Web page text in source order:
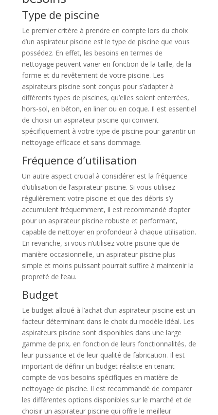
Type de piscine
Le premier critère à prendre en compte lors du choix
d’un aspirateur piscine est le type de piscine que vous
possédez. En effet, les besoins en termes de
nettoyage peuvent varier en fonction de la taille, de la
forme et du revêtement de votre piscine. Les
aspirateurs piscine sont conçus pour s’adapter à
différents types de piscines, qu’elles soient enterrées,
hors-sol, en béton, en liner ou en coque. Il est essentiel
de choisir un aspirateur piscine qui convient
spécifiquement à votre type de piscine pour garantir un
nettoyage efficace et sans dommage.
Fréquence d’utilisation
Un autre aspect crucial à considérer est la fréquence
d’utilisation de l’aspirateur piscine. Si vous utilisez
régulièrement votre piscine et que des débris s’y
accumulent fréquemment, il est recommandé d’opter
pour un aspirateur piscine robuste et performant,
capable de nettoyer en profondeur à chaque utilisation.
En revanche, si vous n’utilisez votre piscine que de
manière occasionnelle, un aspirateur piscine plus
simple et moins puissant pourrait suffire à maintenir la
propreté de l’eau.
Budget
Le budget alloué à l’achat d’un aspirateur piscine est un
facteur déterminant dans le choix du modèle idéal. Les
aspirateurs piscine sont disponibles dans une large
gamme de prix, en fonction de leurs fonctionnalités, de
leur puissance et de leur qualité de fabrication. Il est
important de définir un budget réaliste en tenant
compte de vos besoins spécifiques en matière de
nettoyage de piscine. Il est recommandé de comparer
les différentes options disponibles sur le marché et de
choisir un aspirateur piscine qui offre le meilleur